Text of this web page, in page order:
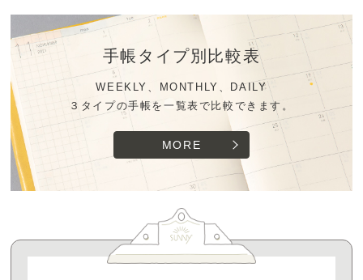
手帳タイプ別比較表
WEEKLY、MONTHLY、DAILY
３タイプの手帳を一覧表で比較できます。
MORE